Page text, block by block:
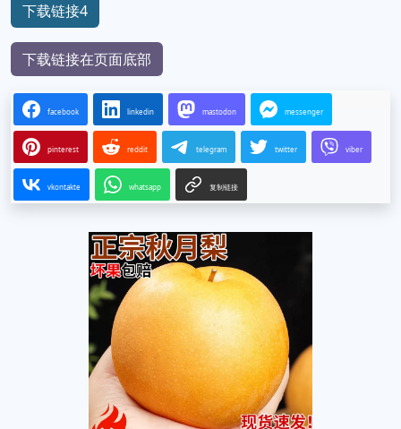
下载链接4
下载链接在页面底部
facebook linkedin mastodon messenger
pinterest reddit telegram twitter viber
vkontakte whatsapp 复制链接